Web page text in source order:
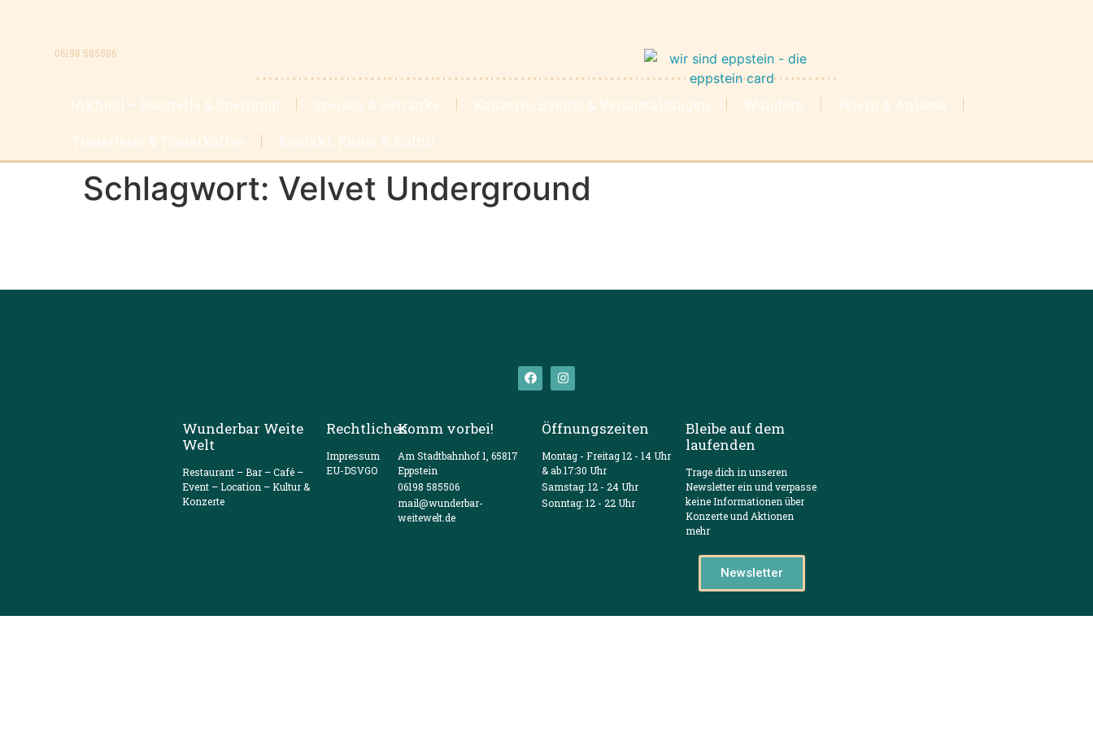
06198 585506
!Aktuell – Baustelle & Sperrung! Speisen & Getränke Konzerte, Events & Veranstaltungen Wandern Feiern & Anlässe
Trauerfeier & Trauerkaffee Kontakt, Kunst & Kultur
Schlagwort: Velvet Underground
Wunderbar Weite
Welt
Restaurant – Bar – Café –
Event – Location – Kultur &
Konzerte
Rechtliches
Impressum
EU-DSVGO
Komm vorbei!
Am Stadtbahnhof 1, 65817
Eppstein
06198 585506
mail@wunderbar-
weitewelt.de
Öffnungszeiten
Montag - Freitag 12 - 14 Uhr
& ab 17:30 Uhr
Samstag: 12 - 24 Uhr
Sonntag: 12 - 22 Uhr
Bleibe auf dem
laufenden
Trage dich in unseren
Newsletter ein und verpasse
keine Informationen über
Konzerte und Aktionen
mehr
Newsletter